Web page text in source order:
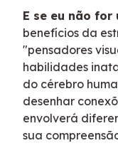
E se eu não for
benefícios da
"pensadores
habilidades
do cérebro
desenhar
envolverá
sua